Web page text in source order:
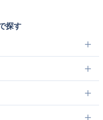
探す